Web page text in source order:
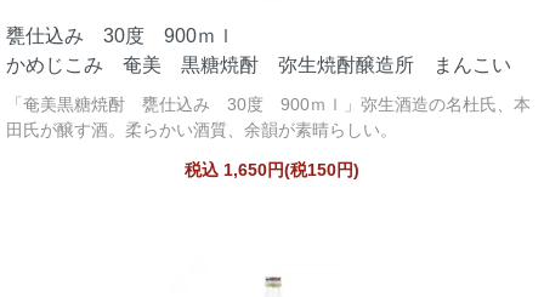
甕仕込み 30度 900ｍｌ
かめじこみ 奄美 黒糖焼酎 弥生焼酎醸造所 まんこい
「奄美黒糖焼酎 甕仕込み 30度 900ｍｌ」弥生酒造の名杜氏、本
田氏が醸す酒。柔らかい酒質、余韻が素晴らしい。
税込 1,650円(税150円)